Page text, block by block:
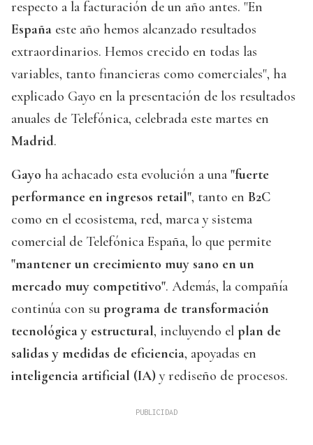
respecto a la facturación de un año antes. "En
España este año hemos alcanzado resultados
extraordinarios. Hemos crecido en todas las
variables, tanto financieras como comerciales", ha
explicado Gayo en la presentación de los resultados
anuales de Telefónica, celebrada este martes en
Madrid.
Gayo ha achacado esta evolución a una "fuerte
performance en ingresos retail", tanto en B2C
como en el ecosistema, red, marca y sistema
comercial de Telefónica España, lo que permite
"mantener un crecimiento muy sano en un
mercado muy competitivo". Además, la compañía
continúa con su programa de transformación
tecnológica y estructural, incluyendo el plan de
salidas y medidas de eficiencia, apoyadas en
inteligencia artificial (IA) y rediseño de procesos.